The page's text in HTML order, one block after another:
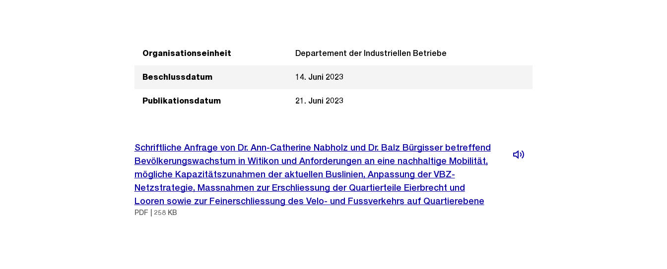
Organisationseinheit Departement der Industriellen Betriebe
Beschlussdatum 14. Juni 2023
Publikationsdatum 21. Juni 2023
Schriftliche Anfrage von Dr. Ann-Catherine Nabholz und Dr. Balz Bürgisser betreffend
Bevölkerungswachstum in Witikon und Anforderungen an eine nachhaltige Mobilität,
mögliche Kapazitätszunahmen der aktuellen Buslinien, Anpassung der VBZ-
Netzstrategie, Massnahmen zur Erschliessung der Quartierteile Eierbrecht und
Looren sowie zur Feinerschliessung des Velo- und Fussverkehrs auf Quartierebene
PDF | 258 KB